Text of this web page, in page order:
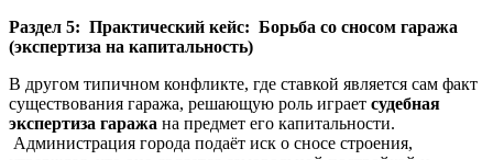
Раздел 5: Практический кейс: Борьба со сносом гаража
(экспертиза на капитальность)
В другом типичном конфликте, где ставкой является сам факт
существования гаража, решающую роль играет судебная
экспертиза гаража на предмет его капитальности.
Администрация города подаёт иск о сносе строения,